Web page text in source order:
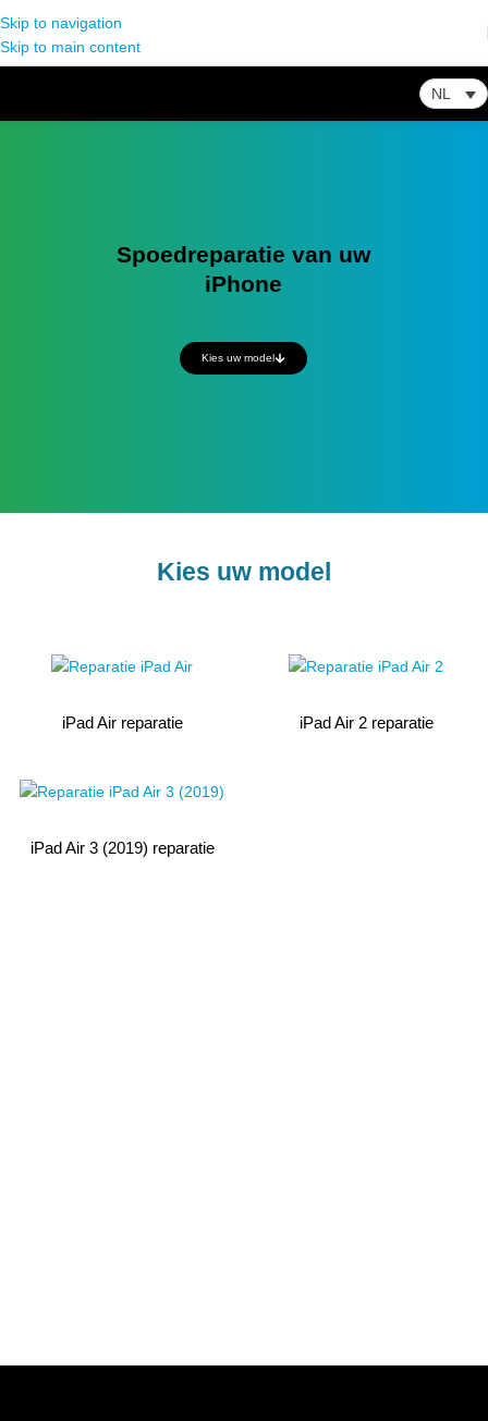
Skip to navigation
Skip to main content
NL
Spoedreparatie van uw
iPhone
Kies uw model
Kies uw model
iPad Air reparatie iPad Air 2 reparatie
iPad Air 3 (2019) reparatie